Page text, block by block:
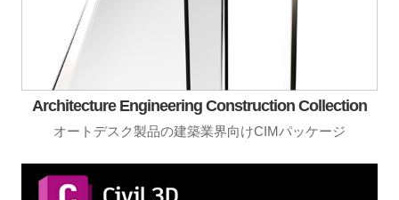
Architecture Engineering Construction Collection
オートデスク製品の建築業界向けCIMパッケージ